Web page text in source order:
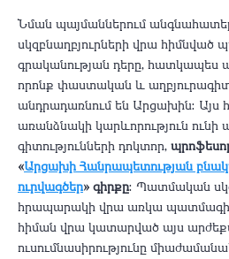
Նման պայմաններում
սկզբնաղբյուրների վրա
գրականության դերը, հատկապես
որոնք փաստական և
անդրադառնում են Արցախին։ Այս
առանձնակի կարևորություն
գիտությունների դոկտոր,
«Արցախի Հանրապետության
ուրվագծեր» գիրքը։ Պատմական
հրապարակի վրա առկա
հիման վրա կատարված այս
ուսումնասիրությունը